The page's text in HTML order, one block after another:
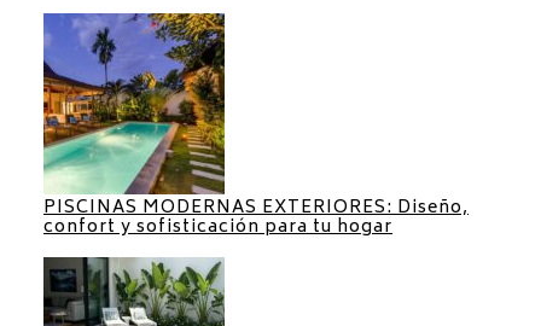
PISCINAS MODERNAS EXTERIORES: Diseño,
confort y sofisticación para tu hogar